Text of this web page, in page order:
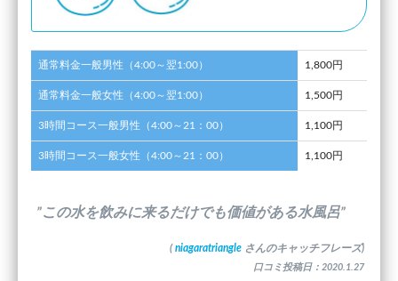
通常料金一般男性（4:00～翌1:00） 1,800円
通常料金一般女性（4:00～翌1:00） 1,500円
3時間コース一般男性（4:00～21：00） 1,100円
3時間コース一般女性（4:00～21：00） 1,100円
”この水を飲みに来るだけでも価値がある水風呂”
( niagaratriangle さんのキャッチフレーズ)
口コミ投稿日：2020.1.27